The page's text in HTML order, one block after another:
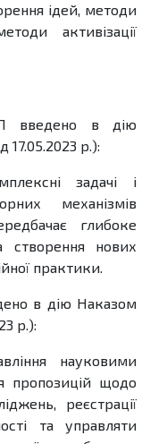
ідей, методи
активізації
введено в дію
р.):
задачі і
механізмів
глибоке
створення нових
практики.
в дію Наказом
р.):
науковими
пропозицій щодо
реєстрації
та управляти